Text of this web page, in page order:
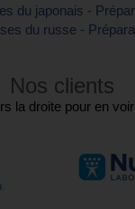
du japonais -
du russe -
Nos clients
la droite pour en